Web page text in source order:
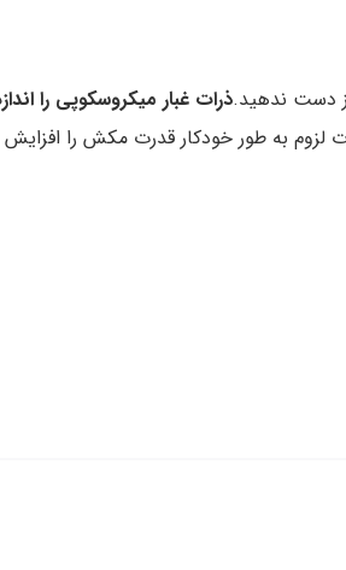
دست ندهید.ذرات غبار میکروسکوپی را
لزوم به طور خودکار قدرت مکش را